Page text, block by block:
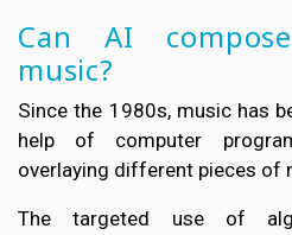
Can AI
music?
Since the 1980s, music has
help of computer
overlaying different pieces of
The targeted use of